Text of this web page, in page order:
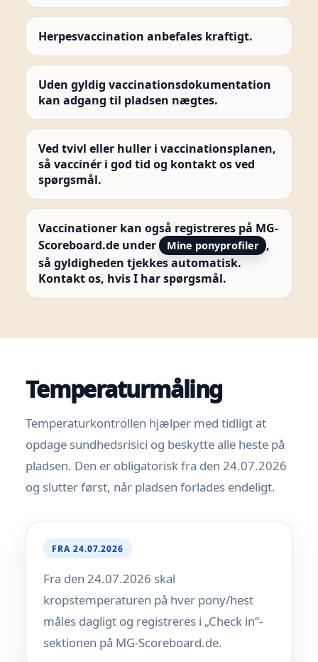
Herpesvaccination anbefales kraftigt.
Uden gyldig vaccinationsdokumentation
kan adgang til pladsen nægtes.
Ved tvivl eller huller i vaccinationsplanen,
så vaccinér i god tid og kontakt os ved
spørgsmål.
Vaccinationer kan også registreres på MG-
Scoreboard.de under
Mine ponyprofiler ,
så gyldigheden tjekkes automatisk.
Kontakt os, hvis I har spørgsmål.
Temperaturmåling
Temperaturkontrollen hjælper med tidligt at
opdage sundhedsrisici og beskytte alle heste på
pladsen. Den er obligatorisk fra den 24.07.2026
og slutter først, når pladsen forlades endeligt.
FRA 24.07.2026
Fra den 24.07.2026 skal
kropstemperaturen på hver pony/hest
måles dagligt og registreres i „Check in“-
sektionen på MG-Scoreboard.de.